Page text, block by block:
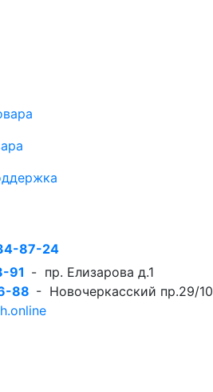
87-24
91 - пр. Елизарова д.1
88 - Новочеркасский пр.29/10